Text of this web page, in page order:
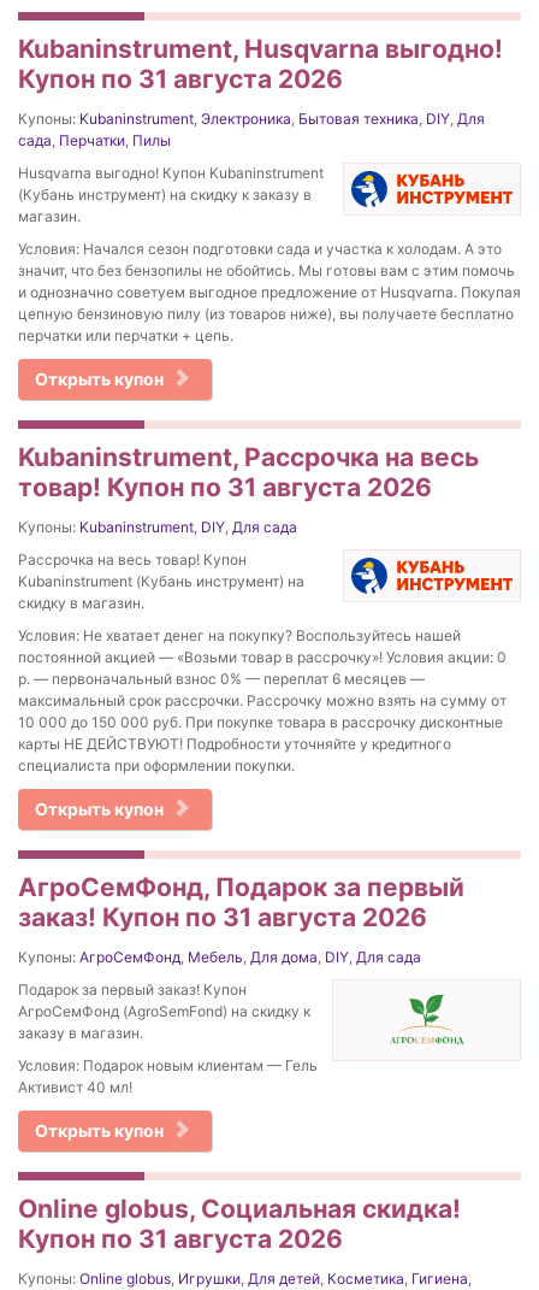
Kubaninstrument, Husqvarna выгодно!
Купон по 31 августа 2026
Купоны: Kubaninstrument, Электроника, Бытовая техника, DIY, Для
сада, Перчатки, Пилы
Husqvarna выгодно! Купон Kubaninstrument
(Кубань инструмент) на скидку к заказу в
магазин.
Условия: Начался сезон подготовки сада и участка к холодам. А это
значит, что без бензопилы не обойтись. Мы готовы вам с этим помочь
и однозначно советуем выгодное предложение от Husqvarna. Покупая
цепную бензиновую пилу (из товаров ниже), вы получаете бесплатно
перчатки или перчатки + цепь.
Открыть купон
Kubaninstrument, Рассрочка на весь
товар! Купон по 31 августа 2026
Купоны: Kubaninstrument, DIY, Для сада
Рассрочка на весь товар! Купон
Kubaninstrument (Кубань инструмент) на
скидку в магазин.
Условия: Не хватает денег на покупку? Воспользуйтесь нашей
постоянной акцией — «Возьми товар в рассрочку»! Условия акции: 0
р. — первоначальный взнос 0% — переплат 6 месяцев —
максимальный срок рассрочки. Рассрочку можно взять на сумму от
10 000 до 150 000 руб. При покупке товара в рассрочку дисконтные
карты НЕ ДЕЙСТВУЮТ! Подробности уточняйте у кредитного
специалиста при оформлении покупки.
Открыть купон
АгроСемФонд, Подарок за первый
заказ! Купон по 31 августа 2026
Купоны: АгроСемФонд, Мебель, Для дома, DIY, Для сада
Подарок за первый заказ! Купон
АгроСемФонд (AgroSemFond) на скидку к
заказу в магазин.
Условия: Подарок новым клиентам — Гель
Активист 40 мл!
Открыть купон
Online globus, Социальная скидка!
Купон по 31 августа 2026
Купоны: Online globus, Игрушки, Для детей, Косметика, Гигиена,